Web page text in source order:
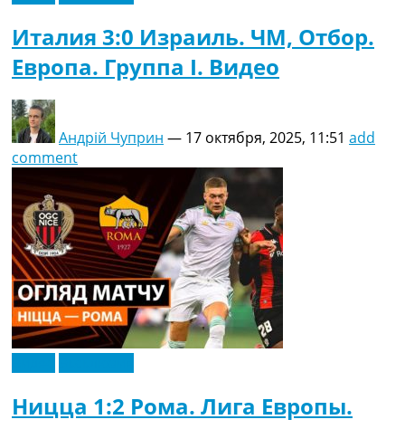
Италия 3:0 Израиль. ЧМ, Отбор.
Европа. Группа I. Видео
Андрій Чуприн — 17 октября, 2025, 11:51 add
comment
Ницца 1:2 Рома. Лига Европы.